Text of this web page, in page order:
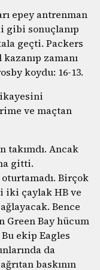
epey antrenman
gibi sonuçlanıp
geçti. Packers
zamanı
koydu: 16-13.
ve maçtan
takımdı. Ancak
gitti.
Birçok
iki çaylak HB ve
Bence
Green Bay hücum
ekip Eagles
da
baskının